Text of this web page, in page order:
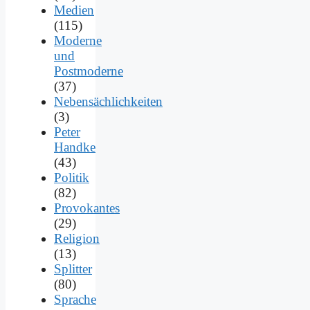
Medien
(115)
Moderne
und
Postmoderne
(37)
Nebensächlichkeiten
(3)
Peter
Handke
(43)
Politik
(82)
Provokantes
(29)
Religion
(13)
Splitter
(80)
Sprache